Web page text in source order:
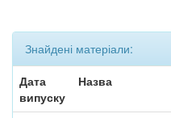
Знайдені матеріали:
Дата
випуску
Назва